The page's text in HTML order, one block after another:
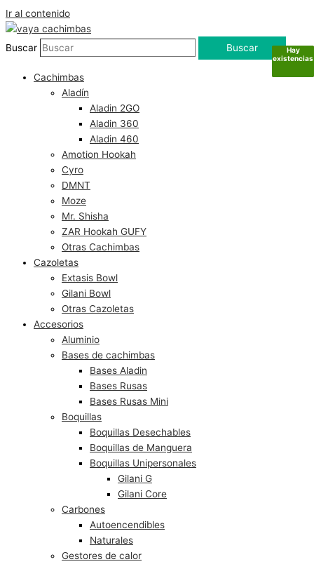
Ir al contenido
Buscar Buscar
Cachimbas
Aladín
Aladin 2GO
Aladin 360
Aladin 460
Amotion Hookah
Cyro
DMNT
Moze
Mr. Shisha
ZAR Hookah GUFY
Otras Cachimbas
Cazoletas
Extasis Bowl
Gilani Bowl
Otras Cazoletas
Accesorios
Aluminio
Bases de cachimbas
Bases Aladin
Bases Rusas
Bases Rusas Mini
Boquillas
Boquillas Desechables
Boquillas de Manguera
Boquillas Unipersonales
Gilani G
Gilani Core
Carbones
Autoencendibles
Naturales
Gestores de calor
Sin
existencias
Hay
existencias
Hay
existencias
Hay
existencias